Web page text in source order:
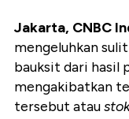
Jakarta, CNBC
mengeluhkan
bauksit dari hasil
mengakibatkan
tersebut atau